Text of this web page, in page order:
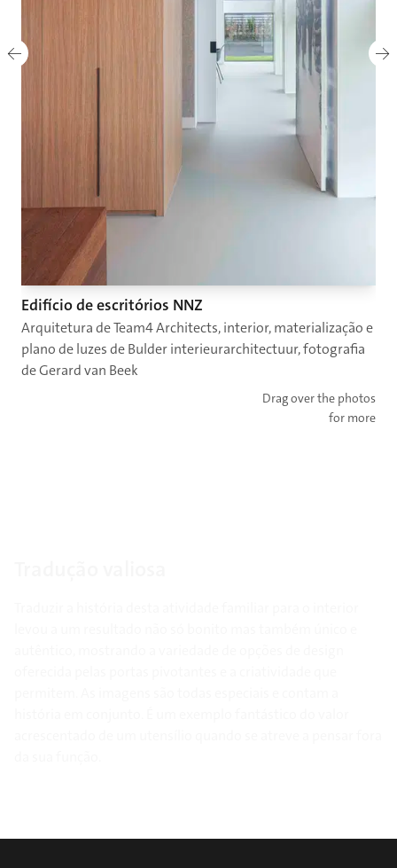
Edifício de escritórios NNZ
Arquitetura de Team4 Architects, interior, materialização e
plano de luzes de Bulder interieurarchitectuur, fotografia
de Gerard van Beek
Drag over the photos
for more